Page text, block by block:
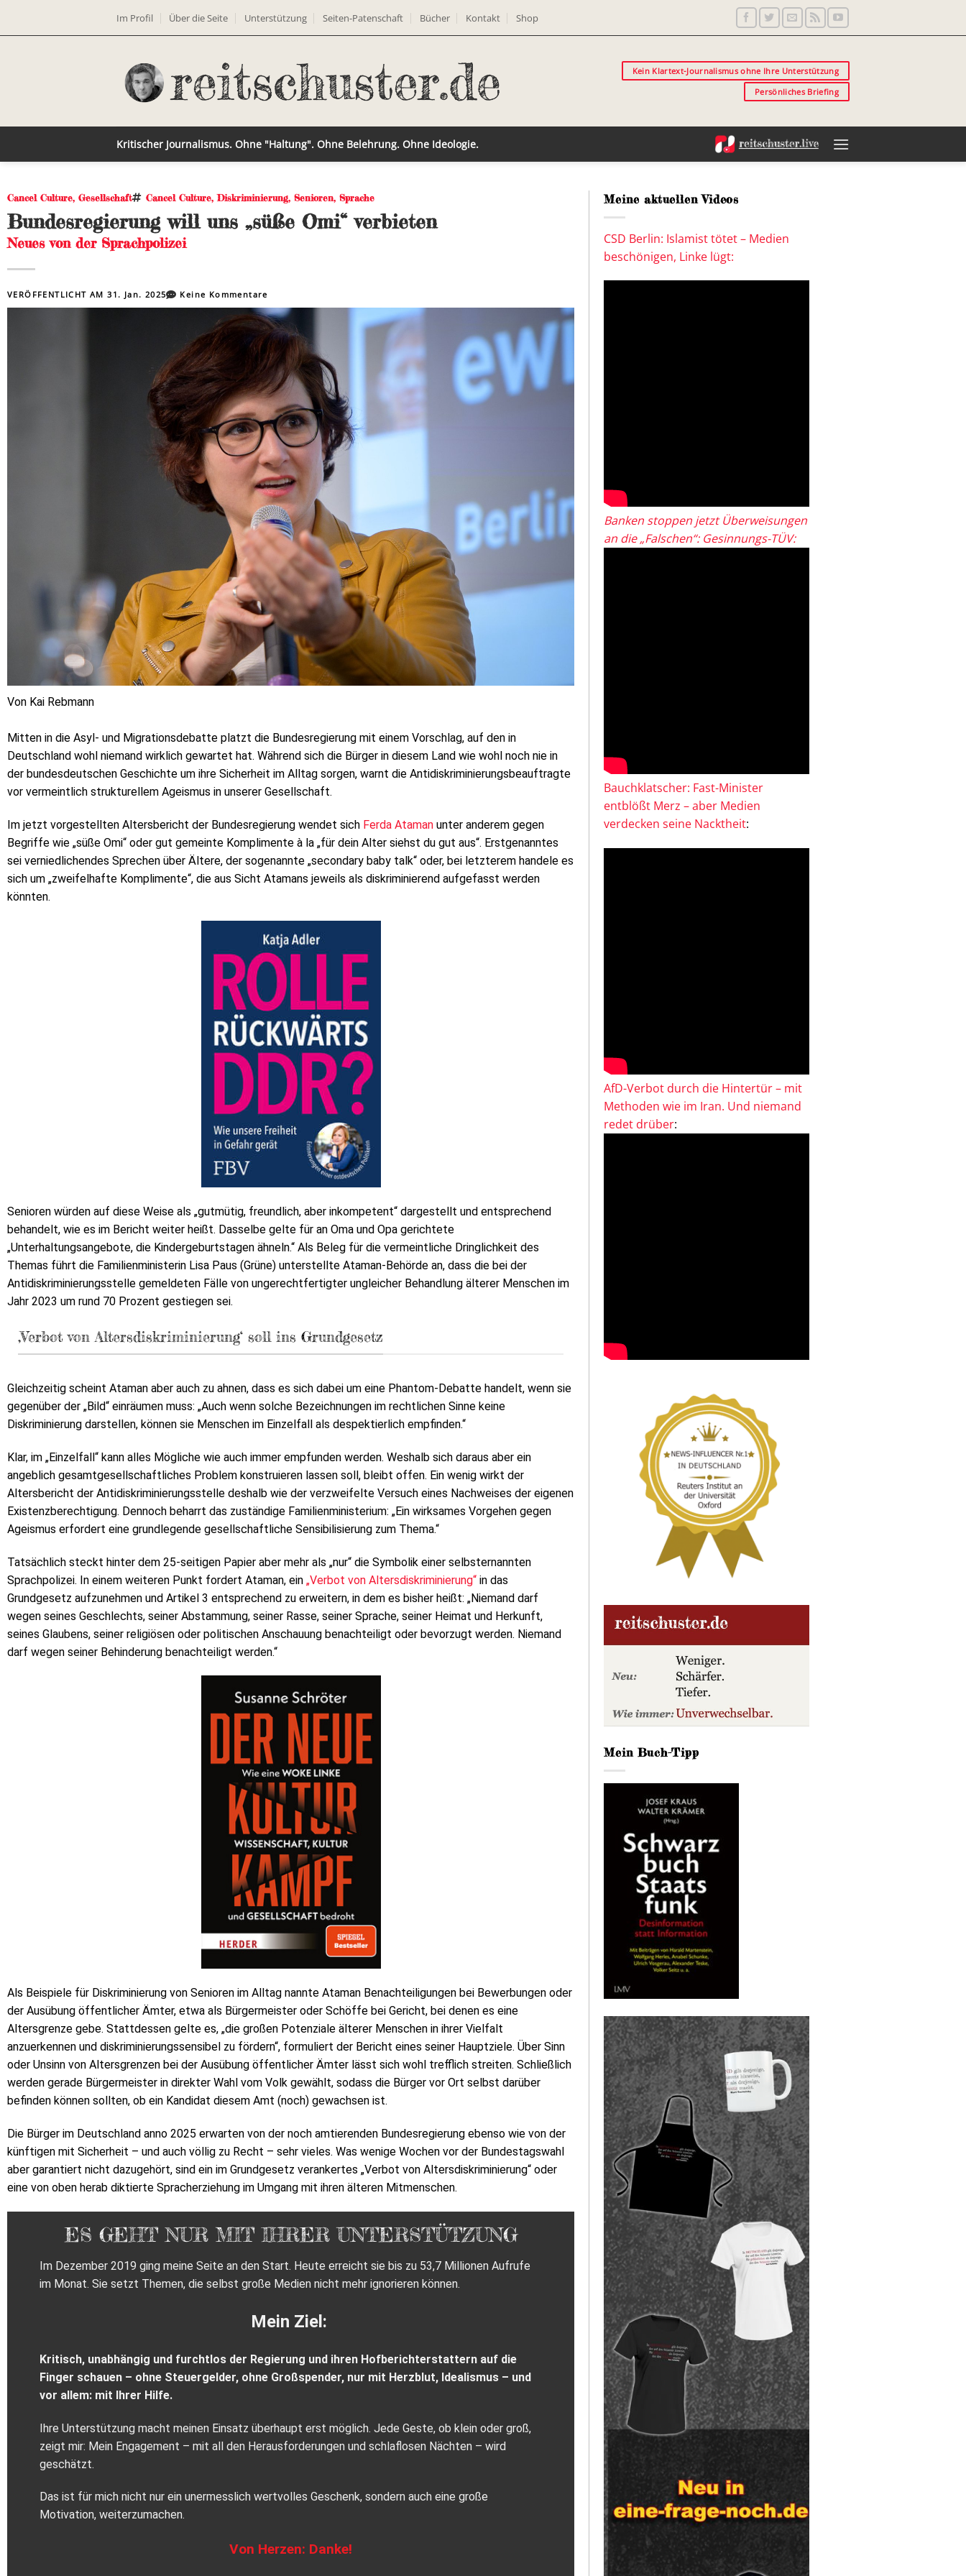
Im Profil Über die Seite Unterstützung Seiten-Patenschaft Bücher Kontakt Shop
Kein Klartext-Journalismus ohne Ihre Unterstützung
Persönliches Briefing
Kritischer Journalismus. Ohne "Haltung". Ohne Belehrung. Ohne Ideologie.
Cancel Culture, Gesellschaft Cancel Culture,Diskriminierung, Senioren, Sprache
Bundesregierung will uns „süße Omi“ verbieten
Neues von der Sprachpolizei
VERÖFFENTLICHT AM31. Jan. 2025 Keine Kommentare
Von Kai Rebmann
Mitten in die Asyl- und Migrationsdebatte platzt die Bundesregierung mit einem Vorschlag, auf den in
Deutschland wohl niemand wirklich gewartet hat. Während sich die Bürger in diesem Land wie wohl noch nie in
der bundesdeutschen Geschichte um ihre Sicherheit im Alltag sorgen, warnt die Antidiskriminierungsbeauftragte
vor vermeintlich strukturellem Ageismus in unserer Gesellschaft.
Im jetzt vorgestellten Altersbericht der Bundesregierung wendet sich Ferda Ataman unter anderem gegen
Begriffe wie „süße Omi“ oder gut gemeinte Komplimente à la „für dein Alter siehst du gut aus“. Erstgenanntes
sei verniedlichendes Sprechen über Ältere, der sogenannte „secondary baby talk“ oder, bei letzterem handele es
sich um „zweifelhafte Komplimente“, die aus Sicht Atamans jeweils als diskriminierend aufgefasst werden
könnten.
Senioren würden auf diese Weise als „gutmütig, freundlich, aber inkompetent“ dargestellt und entsprechend
behandelt, wie es im Bericht weiter heißt. Dasselbe gelte für an Oma und Opa gerichtete
„Unterhaltungsangebote, die Kindergeburtstagen ähneln.“ Als Beleg für die vermeintliche Dringlichkeit des
Themas führt die Familienministerin Lisa Paus (Grüne) unterstellte Ataman-Behörde an, dass die bei der
Antidiskriminierungsstelle gemeldeten Fälle von ungerechtfertigter ungleicher Behandlung älterer Menschen im
Jahr 2023 um rund 70 Prozent gestiegen sei.
‚Verbot von Altersdiskriminierung‘ soll ins Grundgesetz
Gleichzeitig scheint Ataman aber auch zu ahnen, dass es sich dabei um eine Phantom-Debatte handelt, wenn sie
gegenüber der „Bild“ einräumen muss: „Auch wenn solche Bezeichnungen im rechtlichen Sinne keine
Diskriminierung darstellen, können sie Menschen im Einzelfall als despektierlich empfinden.“
Klar, im „Einzelfall“ kann alles Mögliche wie auch immer empfunden werden. Weshalb sich daraus aber ein
angeblich gesamtgesellschaftliches Problem konstruieren lassen soll, bleibt offen. Ein wenig wirkt der
Altersbericht der Antidiskriminierungsstelle deshalb wie der verzweifelte Versuch eines Nachweises der eigenen
Existenzberechtigung. Dennoch beharrt das zuständige Familienministerium: „Ein wirksames Vorgehen gegen
Ageismus erfordert eine grundlegende gesellschaftliche Sensibilisierung zum Thema.“
Tatsächlich steckt hinter dem 25-seitigen Papier aber mehr als „nur“ die Symbolik einer selbsternannten
Sprachpolizei. In einem weiteren Punkt fordert Ataman, ein „Verbot von Altersdiskriminierung“ in das
Grundgesetz aufzunehmen und Artikel 3 entsprechend zu erweitern, in dem es bisher heißt: „Niemand darf
wegen seines Geschlechts, seiner Abstammung, seiner Rasse, seiner Sprache, seiner Heimat und Herkunft,
seines Glaubens, seiner religiösen oder politischen Anschauung benachteiligt oder bevorzugt werden. Niemand
darf wegen seiner Behinderung benachteiligt werden.“
Als Beispiele für Diskriminierung von Senioren im Alltag nannte Ataman Benachteiligungen bei Bewerbungen oder
der Ausübung öffentlicher Ämter, etwa als Bürgermeister oder Schöffe bei Gericht, bei denen es eine
Altersgrenze gebe. Stattdessen gelte es, „die großen Potenziale älterer Menschen in ihrer Vielfalt
anzuerkennen und diskriminierungssensibel zu fördern“, formuliert der Bericht eines seiner Hauptziele. Über Sinn
oder Unsinn von Altersgrenzen bei der Ausübung öffentlicher Ämter lässt sich wohl trefflich streiten. Schließlich
werden gerade Bürgermeister in direkter Wahl vom Volk gewählt, sodass die Bürger vor Ort selbst darüber
befinden können sollten, ob ein Kandidat diesem Amt (noch) gewachsen ist.
Die Bürger im Deutschland anno 2025 erwarten von der noch amtierenden Bundesregierung ebenso wie von der
künftigen mit Sicherheit – und auch völlig zu Recht – sehr vieles. Was wenige Wochen vor der Bundestagswahl
aber garantiert nicht dazugehört, sind ein im Grundgesetz verankertes „Verbot von Altersdiskriminierung“ oder
eine von oben herab diktierte Spracherziehung im Umgang mit ihren älteren Mitmenschen.
ES GEHT NUR MIT IHRER UNTERSTÜTZUNG
Im Dezember 2019 ging meine Seite an den Start. Heute erreicht sie bis zu 53,7 Millionen Aufrufe
im Monat. Sie setzt Themen, die selbst große Medien nicht mehr ignorieren können.
Mein Ziel:
Kritisch, unabhängig und furchtlos der Regierung und ihren Hofberichterstattern auf die
Finger schauen – ohne Steuergelder, ohne Großspender, nur mit Herzblut, Idealismus – und
vor allem: mit Ihrer Hilfe.
Ihre Unterstützung macht meinen Einsatz überhaupt erst möglich. Jede Geste, ob klein oder groß,
zeigt mir: Mein Engagement – mit all den Herausforderungen und schlaflosen Nächten – wird
geschätzt.
Das ist für mich nicht nur ein unermesslich wertvolles Geschenk, sondern auch eine große
Motivation, weiterzumachen.
Von Herzen: Danke!
Meine aktuellen Videos
CSD Berlin: Islamist tötet – Medien
beschönigen, Linke lügt:
Banken stoppen jetzt Überweisungen
an die „Falschen“: Gesinnungs-TÜV:
Bauchklatscher: Fast-Minister
entblößt Merz – aber Medien
verdecken seine Nacktheit:
AfD-Verbot durch die Hintertür – mit
Methoden wie im Iran. Und niemand
redet drüber:
Mein Buch-Tipp